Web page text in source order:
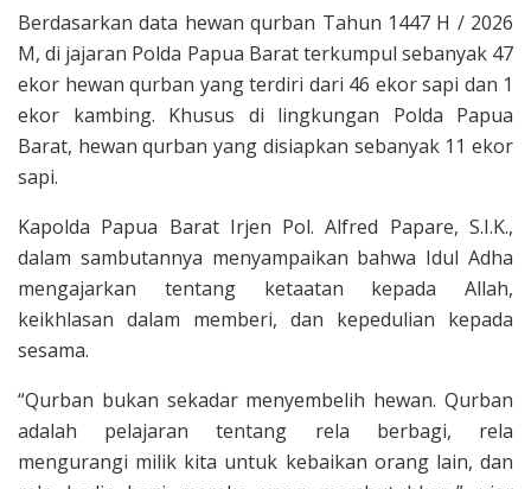
Berdasarkan data hewan qurban Tahun 1447 H / 2026
M, di jajaran Polda Papua Barat terkumpul sebanyak 47
ekor hewan qurban yang terdiri dari 46 ekor sapi dan 1
ekor kambing. Khusus di lingkungan Polda Papua
Barat, hewan qurban yang disiapkan sebanyak 11 ekor
sapi.
Kapolda Papua Barat Irjen Pol. Alfred Papare, S.I.K.,
dalam sambutannya menyampaikan bahwa Idul Adha
mengajarkan tentang ketaatan kepada Allah,
keikhlasan dalam memberi, dan kepedulian kepada
sesama.
“Qurban bukan sekadar menyembelih hewan. Qurban
adalah pelajaran tentang rela berbagi, rela
mengurangi milik kita untuk kebaikan orang lain, dan